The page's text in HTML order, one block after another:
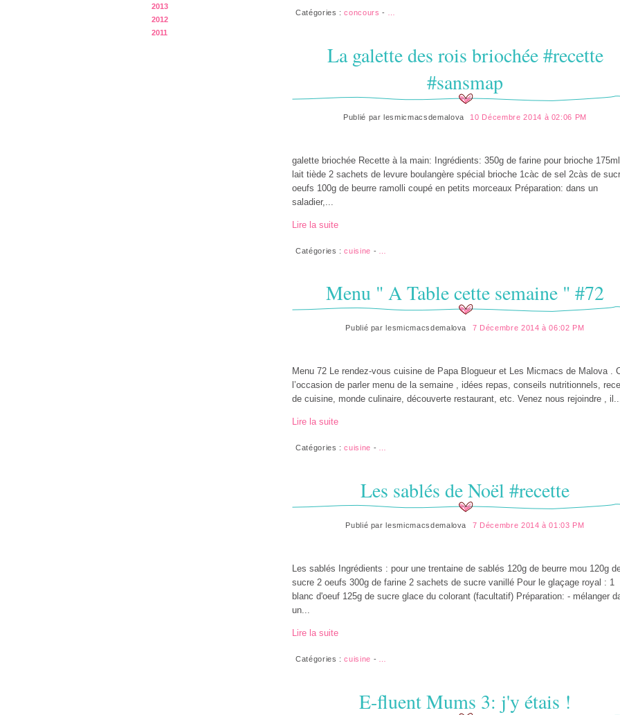
2013
2012
2011
Catégories :concours -
La galette des rois briochée #recette
#sansmap
Publié parlesmicmacsdemalova 10 Décembre 2014 à 02:06 PM
galette briochée Recette à la main: Ingrédients: 350g de farine pour brioche
lait tiède 2 sachets de levure boulangère spécial brioche 1càc de sel 2càs de
oeufs 100g de beurre ramolli coupé en petits morceaux Préparation: dans un
saladier,...
Lire la suite
Catégories :cuisine -
Menu " A Table cette semaine " #72
Publié par lesmicmacsdemalova 7 Décembre 2014 à 06:02 PM
Menu 72 Le rendez-vous cuisine de Papa Blogueur et Les Micmacs de Malova .
l’occasion de parler menu de la semaine , idées repas, conseils nutritionnels,
de cuisine, monde culinaire, découverte restaurant, etc. Venez nous rejoindre ,
Lire la suite
Catégories :cuisine -
Les sablés de Noël #recette
Publié parlesmicmacsdemalova 7 Décembre 2014 à 01:03 PM
Les sablés Ingrédients : pour une trentaine de sablés 120g de beurre mou 120g
sucre 2 oeufs 300g de farine 2 sachets de sucre vanillé Pour le glaçage royal : 1
blanc d'oeuf 125g de sucre glace du colorant (facultatif) Préparation: - mélanger
un...
Lire la suite
Catégories :cuisine -
E-fluent Mums 3: j'y étais !